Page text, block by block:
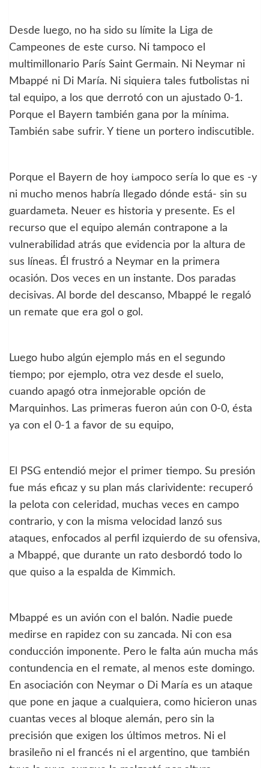
Desde luego, no ha sido su límite la Liga de
Campeones de este curso. Ni tampoco el
multimillonario París Saint Germain. Ni Neymar ni
Mbappé ni Di María. Ni siquiera tales futbolistas ni
tal equipo, a los que derrotó con un ajustado 0-1.
Porque el Bayern también gana por la mínima.
También sabe sufrir. Y tiene un portero indiscutible.
Porque el Bayern de hoy tampoco sería lo que es -y
ni mucho menos habría llegado dónde está- sin su
guardameta. Neuer es historia y presente. Es el
recurso que el equipo alemán contrapone a la
vulnerabilidad atrás que evidencia por la altura de
sus líneas. Él frustró a Neymar en la primera
ocasión. Dos veces en un instante. Dos paradas
decisivas. Al borde del descanso, Mbappé le regaló
un remate que era gol o gol.
Luego hubo algún ejemplo más en el segundo
tiempo; por ejemplo, otra vez desde el suelo,
cuando apagó otra inmejorable opción de
Marquinhos. Las primeras fueron aún con 0-0, ésta
ya con el 0-1 a favor de su equipo,
El PSG entendió mejor el primer tiempo. Su presión
fue más eficaz y su plan más clarividente: recuperó
la pelota con celeridad, muchas veces en campo
contrario, y con la misma velocidad lanzó sus
ataques, enfocados al perfil izquierdo de su ofensiva,
a Mbappé, que durante un rato desbordó todo lo
que quiso a la espalda de Kimmich.
Mbappé es un avión con el balón. Nadie puede
medirse en rapidez con su zancada. Ni con esa
conducción imponente. Pero le falta aún mucha más
contundencia en el remate, al menos este domingo.
En asociación con Neymar o Di María es un ataque
que pone en jaque a cualquiera, como hicieron unas
cuantas veces al bloque alemán, pero sin la
precisión que exigen los últimos metros. Ni el
brasileño ni el francés ni el argentino, que también